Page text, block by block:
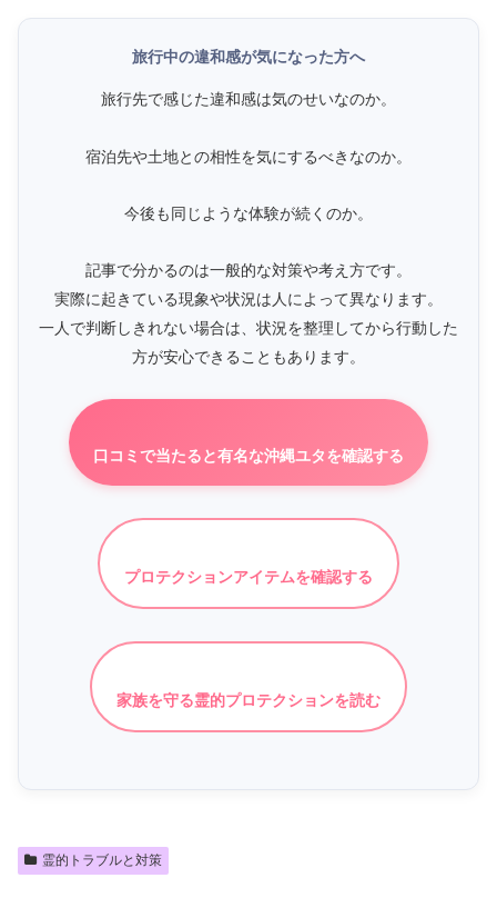
旅行中の違和感が気になった方へ
旅行先で感じた違和感は気のせいなのか。
宿泊先や土地との相性を気にするべきなのか。
今後も同じような体験が続くのか。
記事で分かるのは一般的な対策や考え方です。
実際に起きている現象や状況は人によって異なります。
一人で判断しきれない場合は、状況を整理してから行動した
方が安心できることもあります。
口コミで当たると有名な沖縄ユタを確認する
プロテクションアイテムを確認する
家族を守る霊的プロテクションを読む
霊的トラブルと対策